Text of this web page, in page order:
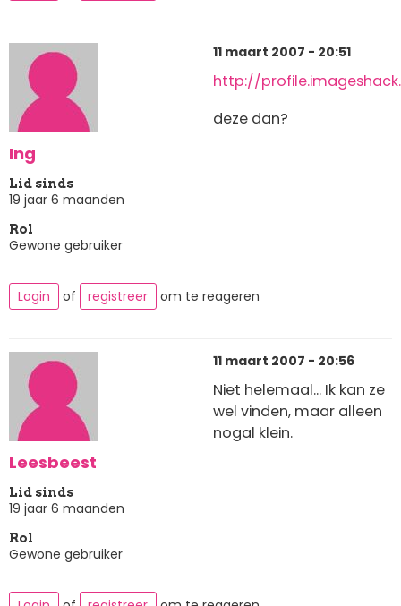
Ing
Lid sinds
19 jaar 6 maanden
Rol
Gewone gebruiker
11 maart 2007 - 20:51
http://
deze dan?
Login of registreer om te reageren
Leesbeest
Lid sinds
19 jaar 6 maanden
Rol
Gewone gebruiker
11 maart 2007 - 20:56
Niet helemaal... Ik kan ze
wel vinden, maar alleen
nogal klein.